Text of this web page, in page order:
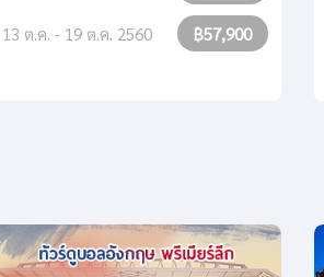
13 ต.ค. - 19 ต.ค. 2560 ฿57,900